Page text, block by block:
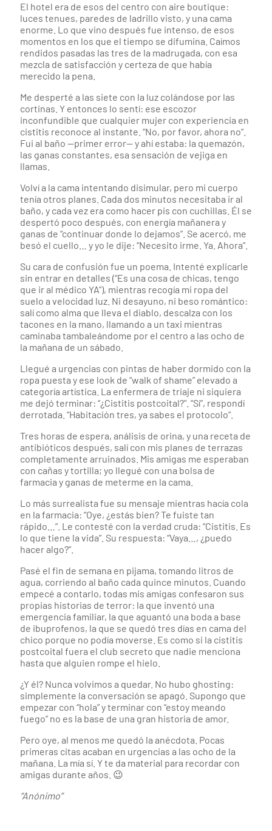
El hotel era de esos del centro con aire boutique:
luces tenues, paredes de ladrillo visto, y una cama
enorme. Lo que vino después fue intenso, de esos
momentos en los que el tiempo se difumina. Caímos
rendidos pasadas las tres de la madrugada, con esa
mezcla de satisfacción y certeza de que había
merecido la pena.
Me desperté a las siete con la luz colándose por las
cortinas. Y entonces lo sentí: ese escozor
inconfundible que cualquier mujer con experiencia en
cistitis reconoce al instante. “No, por favor, ahora no”.
Fui al baño —primer error— y ahí estaba: la quemazón,
las ganas constantes, esa sensación de vejiga en
llamas.
Volví a la cama intentando disimular, pero mi cuerpo
tenía otros planes. Cada dos minutos necesitaba ir al
baño, y cada vez era como hacer pis con cuchillas. Él se
despertó poco después, con energía mañanera y
ganas de “continuar donde lo dejamos”. Se acercó, me
besó el cuello… y yo le dije: “Necesito irme. Ya. Ahora”.
Su cara de confusión fue un poema. Intenté explicarle
sin entrar en detalles (“Es una cosa de chicas, tengo
que ir al médico YA”), mientras recogía mi ropa del
suelo a velocidad luz. Ni desayuno, ni beso romántico:
salí como alma que lleva el diablo, descalza con los
tacones en la mano, llamando a un taxi mientras
caminaba tambaleándome por el centro a las ocho de
la mañana de un sábado.
Llegué a urgencias con pintas de haber dormido con la
ropa puesta y ese look de “walk of shame” elevado a
categoría artística. La enfermera de triaje ni siquiera
me dejó terminar: “¿Cistitis postcoital?”. “Sí”, respondí
derrotada. “Habitación tres, ya sabes el protocolo”.
Tres horas de espera, análisis de orina, y una receta de
antibióticos después, salí con mis planes de terrazas
completamente arruinados. Mis amigas me esperaban
con cañas y tortilla; yo llegué con una bolsa de
farmacia y ganas de meterme en la cama.
Lo más surrealista fue su mensaje mientras hacía cola
en la farmacia: “Oye, ¿estás bien? Te fuiste tan
rápido…”. Le contesté con la verdad cruda: “Cistitis. Es
lo que tiene la vida”. Su respuesta: “Vaya…, ¿puedo
hacer algo?”.
Pasé el fin de semana en pijama, tomando litros de
agua, corriendo al baño cada quince minutos. Cuando
empecé a contarlo, todas mis amigas confesaron sus
propias historias de terror: la que inventó una
emergencia familiar, la que aguantó una boda a base
de ibuprofenos, la que se quedó tres días en cama del
chico porque no podía moverse. Es como si la cistitis
postcoital fuera el club secreto que nadie menciona
hasta que alguien rompe el hielo.
¿Y él? Nunca volvimos a quedar. No hubo ghosting:
simplemente la conversación se apagó. Supongo que
empezar con “hola” y terminar con “estoy meando
fuego” no es la base de una gran historia de amor.
Pero oye, al menos me quedó la anécdota. Pocas
primeras citas acaban en urgencias a las ocho de la
mañana. La mía sí. Y te da material para recordar con
amigas durante años. 😉
“Anónimo”